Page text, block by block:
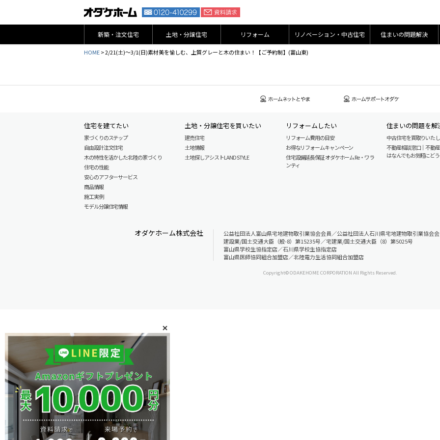
新築・注文住宅 土地・分譲住宅 リフォーム リノベーション・中古住宅 住まいの問題解決
HOME>2/21(土)～3/1(日)素材美を愉しむ、上質グレーと木の住まい！【ご予約制】(富山東)
住宅を建てたい
家づくりのステップ
自由設計注文住宅
木の特性を活かした北陸の家づくり
住宅の性能
安心のアフターサービス
商品情報
施工実例
モデル分譲住宅情報
土地・分譲住宅を買いたい
建売住宅
土地情報
土地探しアシスト LAND STYLE
リフォームしたい
リフォーム費用の目安
お得なリフォームキャンペーン
住宅設備延長保証 オダケホーム Re・ワラ
ンティ
住まいの問題を解
中古住宅を買取りいた
不動産相談窓口｜不動
はなんでもお気軽にどう
オダケホーム株式会社
公益社団法人富山県宅地建物取引業協会会員／公益社団法人石川県宅地建物取引業協会
建設業/国土交通大臣（般-8）第15235号／宅建業/国土交通大臣（8）第5025号
富山県学校生協指定店／石川県学校生協指定店
富山県医師協同組合加盟店／北陸電力生活協同組合加盟店
Copyright© ODAKEHOME CORPORATION All Rights Reserved.